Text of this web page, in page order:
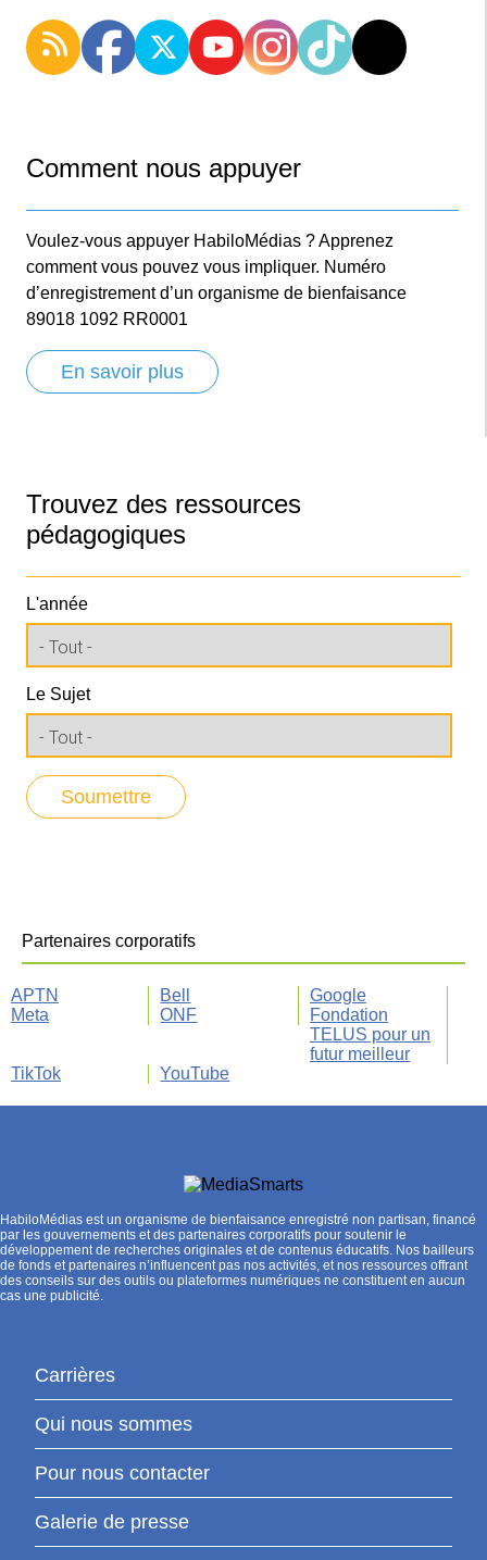
Comment nous appuyer
Voulez-vous appuyer HabiloMédias ? Apprenez
comment vous pouvez vous impliquer. Numéro
d’enregistrement d’un organisme de bienfaisance
89018 1092 RR0001
En savoir plus
Trouvez des ressources
pédagogiques
L'année
Le Sujet
Partenaires corporatifs
APTN Bell
Google
Meta
ONF
Fondation
TELUS pour un
futur meilleur
TikTok
YouTube
HabiloMédias est un organisme de bienfaisance enregistré non partisan, financé
par les gouvernements et des partenaires corporatifs pour soutenir le
développement de recherches originales et de contenus éducatifs. Nos bailleurs
de fonds et partenaires n’influencent pas nos activités, et nos ressources offrant
des conseils sur des outils ou plateformes numériques ne constituent en aucun
cas une publicité.
Carrières
Qui nous sommes
Pour nous contacter
Galerie de presse